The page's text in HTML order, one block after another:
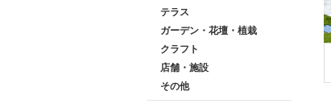
テラス
ガーデン・花壇・植栽
クラフト
店舗・施設
その他